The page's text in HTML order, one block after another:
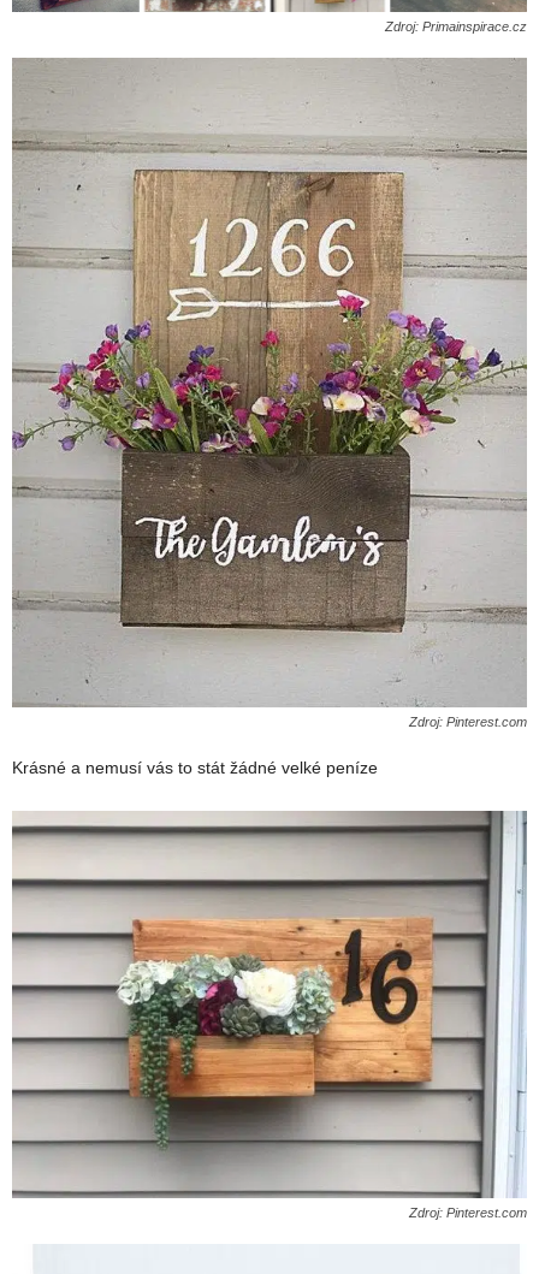
Zdroj: Primainspirace.cz
Zdroj: Pinterest.com
Krásné a nemusí vás to stát žádné velké peníze
Zdroj: Pinterest.com